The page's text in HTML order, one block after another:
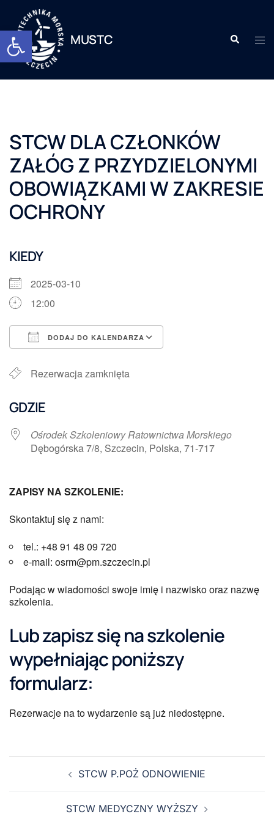
Otwórz pasek narzędzi
MUSTC
STCW DLA CZŁONKÓW
ZAŁÓG Z PRZYDZIELONYMI
OBOWIĄZKAMI W ZAKRESIE
OCHRONY
KIEDY
2025-03-10
12:00
DODAJ DO KALENDARZA
Rezerwacja zamknięta
GDZIE
Ośrodek Szkoleniowy Ratownictwa Morskiego
Dębogórska 7/8, Szczecin, Polska, 71-717
ZAPISY NA SZKOLENIE:
Skontaktuj się z nami:
tel.: +48 91 48 09 720
e-mail: osrm@pm.szczecin.pl
Podając w wiadomości swoje imię i nazwisko oraz nazwę
szkolenia.
Lub zapisz się na szkolenie
wypełniając poniższy
formularz:
Rezerwacje na to wydarzenie są już niedostępne.
STCW P.POŻ ODNOWIENIE
STCW MEDYCZNY WYŻSZY